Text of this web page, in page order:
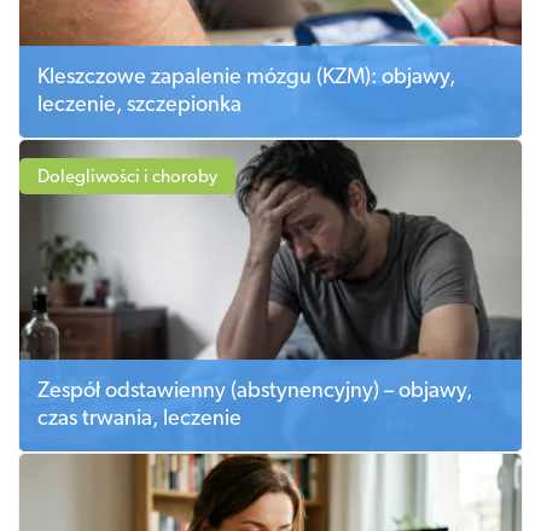
Kleszczowe zapalenie mózgu (KZM): objawy,
leczenie, szczepionka
Dolegliwości i choroby
Zespół odstawienny (abstynencyjny) – objawy,
czas trwania, leczenie